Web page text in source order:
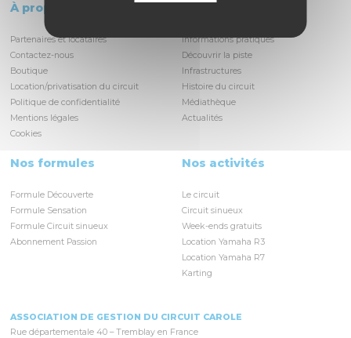
À propos
Partenaires et locataires
Contactez-nous
Boutique
Location/privatisation du circuit
Politique de confidentialité
Mentions légales
Cookies
Informations pratiques
Découvrir la piste
Infrastructures
Histoire du circuit
Médiathèque
Actualités
Nos formules
Formule Découverte
Formule Sensation
Formule Circuit sinueux
Abonnement Passion
Nos activités
Le circuit
Circuit sinueux
Week-ends gratuits
Location Yamaha R3
Location Yamaha R7
Karting
ASSOCIATION DE GESTION DU CIRCUIT CAROLE
Rue départementale 40 – Tremblay en France